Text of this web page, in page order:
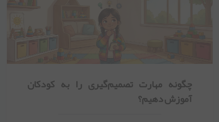
چگونه مهارت تصمیم‌گیری را به کودکان
آموزش دهیم؟